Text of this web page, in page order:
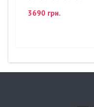
3690 грн.